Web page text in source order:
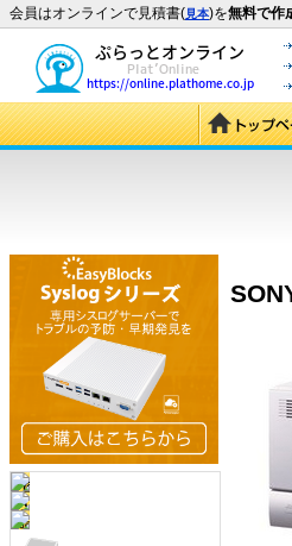
会員はオンラインで見積書(見本)を無料で作